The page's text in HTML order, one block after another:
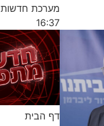
מערכת חדשות 90
16:37
דף הבית